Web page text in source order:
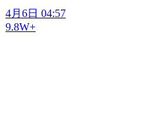
4月6日 04:57
9.8W+